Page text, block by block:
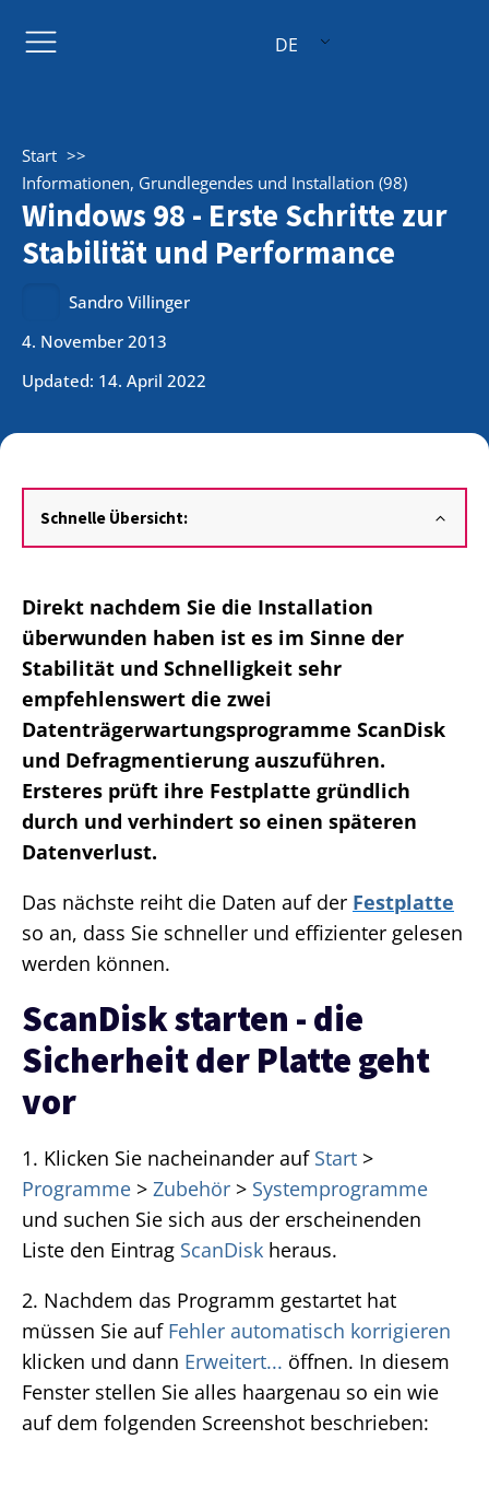
DE
Start
Informationen, Grundlegendes und Installation (98)
Windows 98 - Erste Schritte zur
Stabilität und Performance
Sandro Villinger
4. November 2013
Updated: 14. April 2022
Schnelle Übersicht:
Direkt nachdem Sie die Installation
überwunden haben ist es im Sinne der
Stabilität und Schnelligkeit sehr
empfehlenswert die zwei
Datenträgerwartungsprogramme ScanDisk
und Defragmentierung auszuführen.
Ersteres prüft ihre Festplatte gründlich
durch und verhindert so einen späteren
Datenverlust.
Das nächste reiht die Daten auf der Festplatte
so an, dass Sie schneller und effizienter gelesen
werden können.
ScanDisk starten - die
Sicherheit der Platte geht
vor
1. Klicken Sie nacheinander auf Start >
Programme > Zubehör > Systemprogramme
und suchen Sie sich aus der erscheinenden
Liste den Eintrag ScanDisk heraus.
2. Nachdem das Programm gestartet hat
müssen Sie auf Fehler automatisch korrigieren
klicken und dann Erweitert... öffnen. In diesem
Fenster stellen Sie alles haargenau so ein wie
auf dem folgenden Screenshot beschrieben: